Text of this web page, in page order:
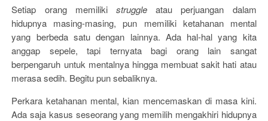
Setiap orang memiliki struggle atau perjuangan dalam
hidupnya masing-masing, pun memiliki ketahanan mental
yang berbeda satu dengan lainnya. Ada hal-hal yang kita
anggap sepele, tapi ternyata bagi orang lain sangat
berpengaruh untuk mentalnya hingga membuat sakit hati atau
merasa sedih. Begitu pun sebaliknya.
Perkara ketahanan mental, kian mencemaskan di masa kini.
Ada saja kasus seseorang yang memilih mengakhiri hidupnya